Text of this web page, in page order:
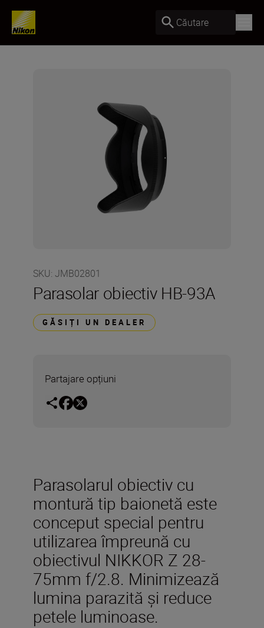
Căutare
SKU: JMB02801
Parasolar obiectiv HB-93A
GĂSIȚI UN DEALER
Partajare opțiuni
Parasolarul obiectiv cu
montură tip baionetă este
conceput special pentru
utilizarea împreună cu
obiectivul NIKKOR Z 28-
75mm f/2.8. Minimizează
lumina parazită şi reduce
petele luminoase.